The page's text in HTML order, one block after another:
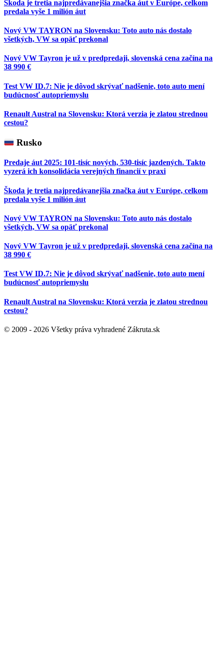
Škoda je tretia najpredávanejšia značka áut v Európe, celkom
predala vyše 1 milión áut
Nový VW TAYRON na Slovensku: Toto auto nás dostalo
všetkých, VW sa opäť prekonal
Nový VW Tayron je už v predpredaji, slovenská cena začína na
38 990 €
Test VW ID.7: Nie je dôvod skrývať nadšenie, toto auto mení
budúcnosť autopriemyslu
Renault Austral na Slovensku: Ktorá verzia je zlatou strednou
cestou?
Rusko
Predaje áut 2025: 101-tisíc nových, 530-tisíc jazdených. Takto
vyzerá ich konsolidácia verejných financií v praxi
Škoda je tretia najpredávanejšia značka áut v Európe, celkom
predala vyše 1 milión áut
Nový VW TAYRON na Slovensku: Toto auto nás dostalo
všetkých, VW sa opäť prekonal
Nový VW Tayron je už v predpredaji, slovenská cena začína na
38 990 €
Test VW ID.7: Nie je dôvod skrývať nadšenie, toto auto mení
budúcnosť autopriemyslu
Renault Austral na Slovensku: Ktorá verzia je zlatou strednou
cestou?
© 2009 - 2026 Všetky práva vyhradené Zákruta.sk